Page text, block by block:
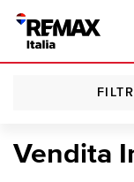
FILTRI
Vendita